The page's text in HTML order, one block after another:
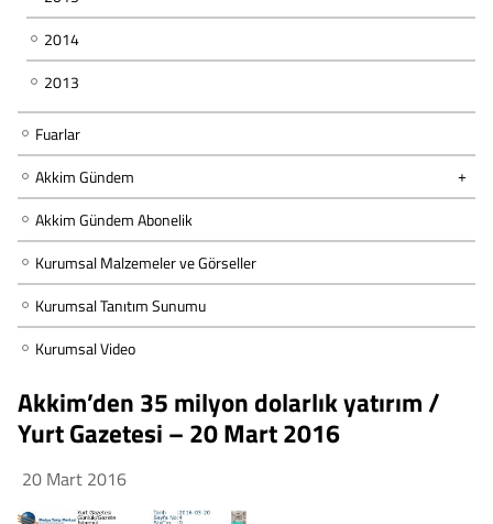
2014
2013
Fuarlar
Akkim Gündem
Akkim Gündem Abonelik
Kurumsal Malzemeler ve Görseller
Kurumsal Tanıtım Sunumu
Kurumsal Video
Akkim’den 35 milyon dolarlık yatırım /
Yurt Gazetesi – 20 Mart 2016
20 Mart 2016